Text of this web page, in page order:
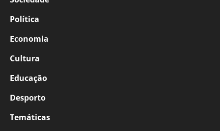
Política
Economia
Cultura
Educação
Desporto
Temáticas